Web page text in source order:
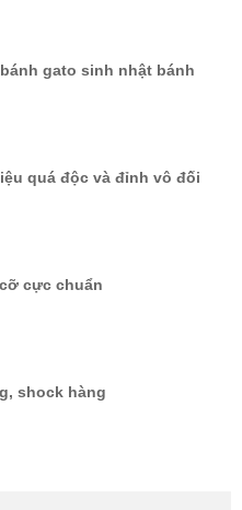
gato sinh nhật bánh
quá độc và đỉnh vô đối
cực chuẩn
shock hàng